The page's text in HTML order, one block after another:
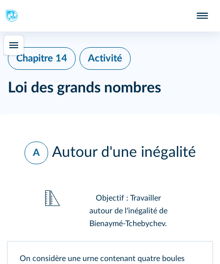
Chapitre 14 Activité
Loi des grands nombres
A Autour d'une inégalité
Objectif : Travailler
autour de l'inégalité de
Bienaymé-Tchebychev.
On considère une urne contenant quatre boules